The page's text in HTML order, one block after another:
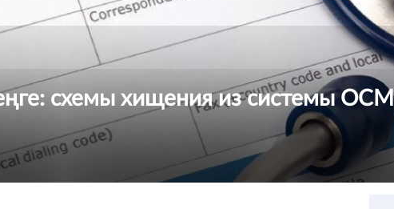
схемы хищения из системы